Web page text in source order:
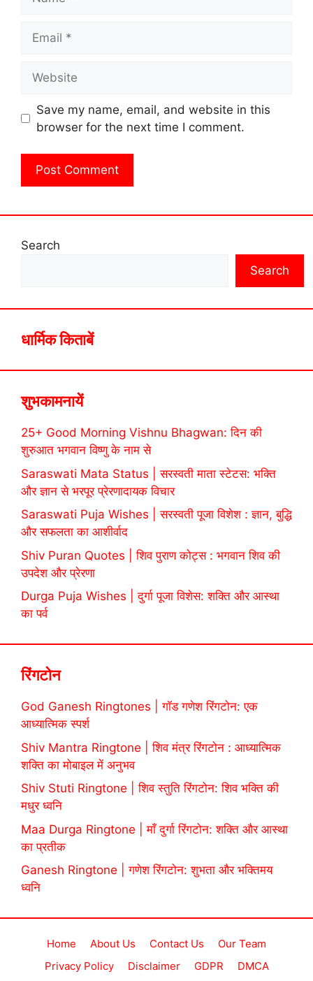
Save my name, email, and website in this
browser for the next time I comment.
Search
Search
धार्मिक किताबें
शुभकामनायें
25+ Good Morning Vishnu Bhagwan: दिन की
शुरुआत भगवान विष्णु के नाम से
Saraswati Mata Status | सरस्वती माता स्टेटस: भक्ति
और ज्ञान से भरपूर प्रेरणादायक विचार
Saraswati Puja Wishes | सरस्वती पूजा विशेश : ज्ञान, बुद्धि
और सफलता का आशीर्वाद
Shiv Puran Quotes | शिव पुराण कोट्स : भगवान शिव की
उपदेश और प्रेरणा
Durga Puja Wishes | दुर्गा पूजा विशेस: शक्ति और आस्था
का पर्व
रिंगटोन
God Ganesh Ringtones | गॉड गणेश रिंगटोन: एक
आध्यात्मिक स्पर्श
Shiv Mantra Ringtone | शिव मंत्र रिंगटोन : आध्यात्मिक
शक्ति का मोबाइल में अनुभव
Shiv Stuti Ringtone | शिव स्तुति रिंगटोन: शिव भक्ति की
मधुर ध्वनि
Maa Durga Ringtone | माँ दुर्गा रिंगटोन: शक्ति और आस्था
का प्रतीक
Ganesh Ringtone | गणेश रिंगटोन: शुभता और भक्तिमय
ध्वनि
Home About Us Contact Us
Our Team
Privacy Policy
Disclaimer GDPR DMCA